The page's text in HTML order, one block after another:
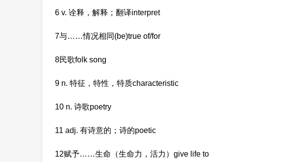
6 v. 诠释，解释；翻译interpret
7与……情况相同(be)true of/for
8民歌folk song
9 n. 特征，特性，特质characteristic
10 n. 诗歌poetry
11 adj. 有诗意的；诗的poetic
12赋予……生命（生命力，活力）give life to